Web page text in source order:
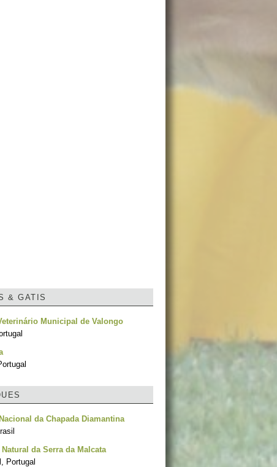
& GATIS
Municipal de Valongo
da Chapada Diamantina
Natural da Serra da Malcata
Portugal